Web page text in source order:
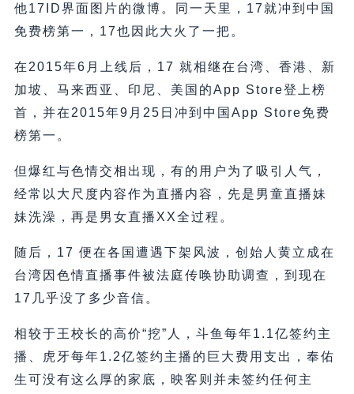
他17ID界面图片的微博。同一天里，17就冲到中国
免费榜第一，17也因此大火了一把。
在2015年6月上线后，17 就相继在台湾、香港、新
加坡、马来西亚、印尼、美国的App Store登上榜
首，并在2015年9月25日冲到中国App Store免费
榜第一。
但爆红与色情交相出现，有的用户为了吸引人气，
经常以大尺度内容作为直播内容，先是男童直播妹
妹洗澡，再是男女直播XX全过程。
随后，17 便在各国遭遇下架风波，创始人黄立成在
台湾因色情直播事件被法庭传唤协助调查，到现在
17几乎没了多少音信。
相较于王校长的高价“挖”人，斗鱼每年1.1亿签约主
播、虎牙每年1.2亿签约主播的巨大费用支出，奉佑
生可没有这么厚的家底，映客则并未签约任何主